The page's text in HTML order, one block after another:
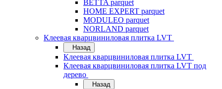
BETTA parquet
HOME EXPERT parquet
MODULEO parquet
NORLAND parquet
Клеевая кварцвиниловая плитка LVT
Назад
Клеевая кварцвиниловая плитка LVT
Клеевая кварцвиниловая плитка LVT под
дерево
Назад